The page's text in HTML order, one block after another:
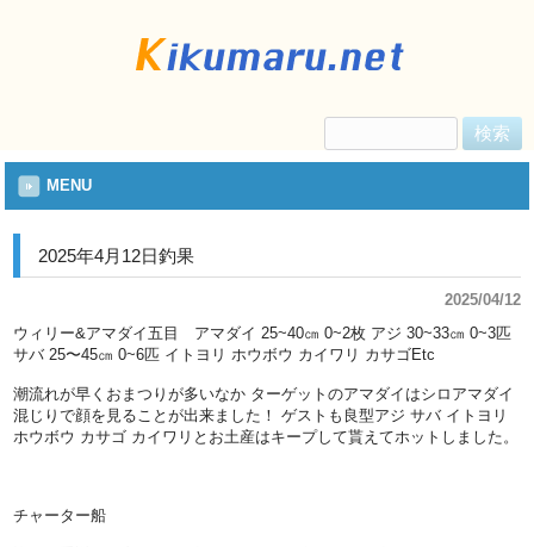
索:
MENU
2025年4月12日釣果
2025/04/12
ウィリー&アマダイ五目 アマダイ 25~40㎝ 0~2枚 アジ 30~33㎝ 0~3匹
サバ 25〜45㎝ 0~6匹 イトヨリ ホウボウ カイワリ カサゴEtc
潮流れが早くおまつりが多いなか ターゲットのアマダイはシロアマダイ
混じりで顔を見ることが出来ました！ ゲストも良型アジ サバ イトヨリ
ホウボウ カサゴ カイワリとお土産はキープして貰えてホットしました。
チャーター船